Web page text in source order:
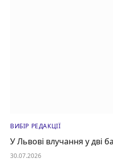
ВИБІР РЕДАКЦІЇ
У Львові влучання у дві
30.07.2026